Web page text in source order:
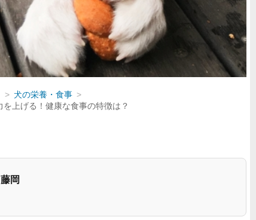
犬の栄養・食事
上げる！健康な食事の特徴は？
岡